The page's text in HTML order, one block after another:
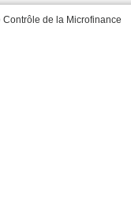
de la Microfinance